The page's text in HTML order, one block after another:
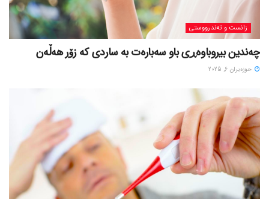
زانست و تەندرووستی
چەندین بیروباوەڕی باو سەبارەت بە ساردی کە زۆر هەڵەن
حوزه‌یران 6, 2025